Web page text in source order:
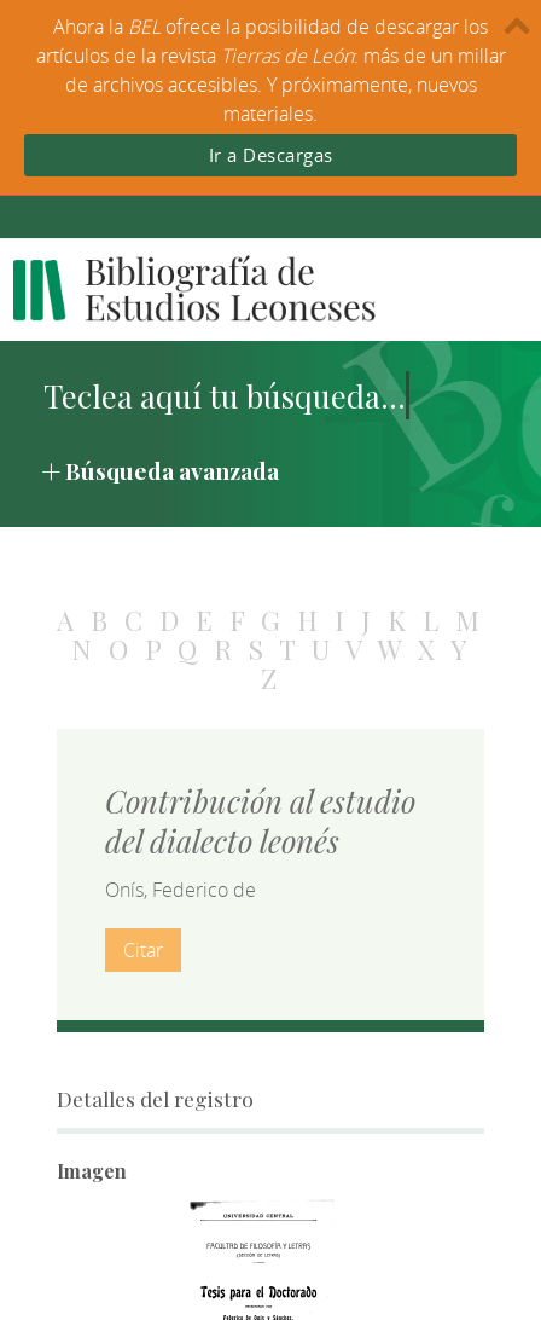
Búsqueda avanzada
A B C D E F G H I J K L M
N O P Q R S T U V W X Y
Z
Contribución al estudio
del dialecto leonés
Onís, Federico de
Citar
Detalles del registro
Imagen
Ahora la BEL ofrece la posibilidad de descargar los
artículos de la revista Tierras de León: más de un millar
de archivos accesibles. Y próximamente, nuevos
materiales.
Ir a Descargas